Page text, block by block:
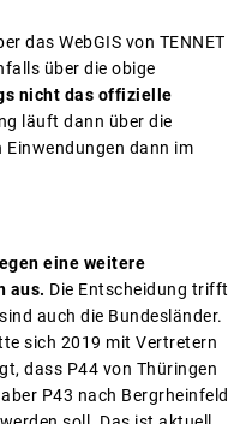
das WebGIS von TENNET
über die obige
nicht das offizielle
läuft dann über die
dann im
eine weitere
aus. Die Entscheidung trifft
auch die Bundesländer.
sich 2019 mit Vertretern
dass P44 von Thüringen
P43 nach Bergrheinfeld